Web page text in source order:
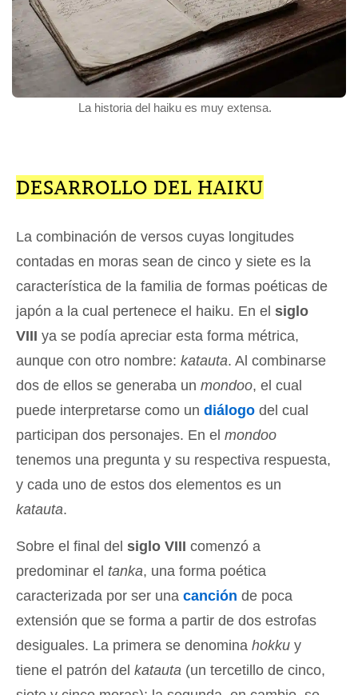
La historia del haiku es muy extensa.
DESARROLLO DEL HAIKU
La combinación de versos cuyas longitudes
contadas en moras sean de cinco y siete es la
característica de la familia de formas poéticas de
japón a la cual pertenece el haiku. En el siglo
VIII ya se podía apreciar esta forma métrica,
aunque con otro nombre: katauta. Al combinarse
dos de ellos se generaba un mondoo, el cual
puede interpretarse como un diálogo del cual
participan dos personajes. En el mondoo
tenemos una pregunta y su respectiva respuesta,
y cada uno de estos dos elementos es un
katauta.
Sobre el final del siglo VIII comenzó a
predominar el tanka, una forma poética
caracterizada por ser una canción de poca
extensión que se forma a partir de dos estrofas
desiguales. La primera se denomina hokku y
tiene el patrón del katauta (un tercetillo de cinco,